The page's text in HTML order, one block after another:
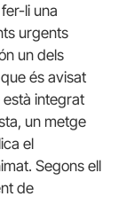
li una
urgents
un dels
és avisat
està integrat
un metge
el
Segons ell
de